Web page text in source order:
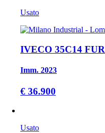
Usato
IVECO 35C14
Imm. 2023
€ 36.900
Usato